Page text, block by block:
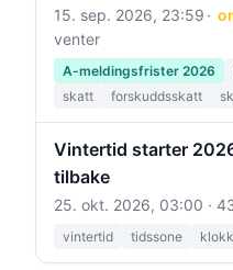
15. sep. 2026, 23:59
venter
A-meldingsfrister 2026
skatt
forskuddsskatt
Vintertid starter
tilbake
25. okt. 2026, 03:00 ·
vintertid tidssone